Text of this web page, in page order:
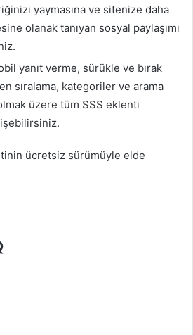
yaymasına ve sitenize daha
olanak tanıyan sosyal paylaşımı
yanıt verme, sürükle ve bırak
sıralama, kategoriler ve arama
üzere tüm SSS eklenti
ücretsiz sürümüyle elde